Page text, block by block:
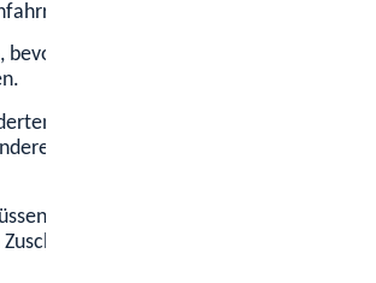
oder -anhänger.
Ihnen der Bewilligungsbescheid
Rädern und – sofern möglich - auf
Informationen zur Abschaffung oder
sie mindestens 3 Jahre im Sinne der
zurückzahlen.